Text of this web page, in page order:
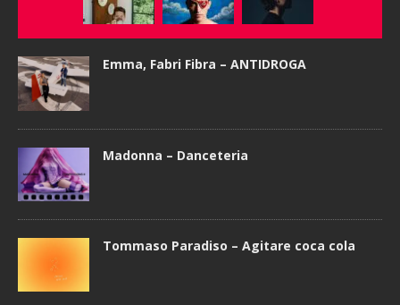
Emma, Fabri Fibra – ANTIDROGA
Madonna – Danceteria
Tommaso Paradiso – Agitare coca cola